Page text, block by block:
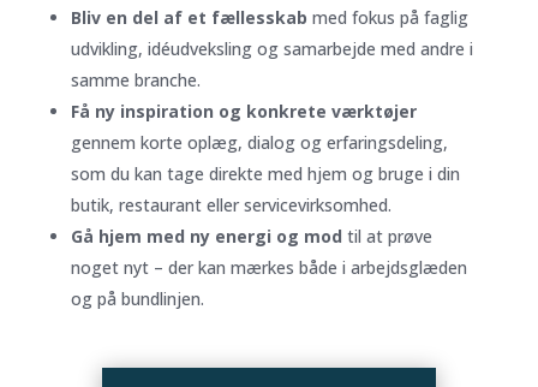
Bliv en del af et fællesskab med fokus på faglig
udvikling, idéudveksling og samarbejde med andre i
samme branche.
Få ny inspiration og konkrete værktøjer
gennem korte oplæg, dialog og erfaringsdeling,
som du kan tage direkte med hjem og bruge i din
butik, restaurant eller servicevirksomhed.
Gå hjem med ny energi og mod til at prøve
noget nyt – der kan mærkes både i arbejdsglæden
og på bundlinjen.